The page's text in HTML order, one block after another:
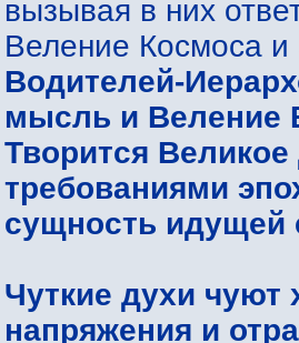
вызывая в них
Веление Космоса
Водителей-
мысль и Веление
Творится
требованиями
сущность идущей
Чуткие духи чуют
напряжения и